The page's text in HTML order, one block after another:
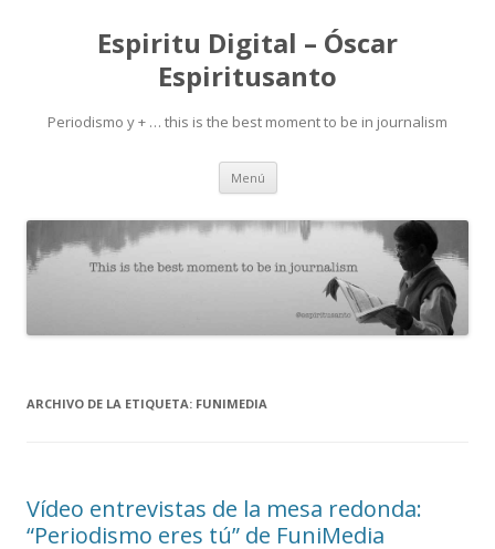
Espiritu Digital – Óscar
Espiritusanto
Periodismo y + … this is the best moment to be in journalism
Menú Ir
contenido
ARCHIVO DE LA ETIQUETA: FUNIMEDIA
Vídeo entrevistas de la mesa redonda:
“Periodismo eres tú” de FuniMedia